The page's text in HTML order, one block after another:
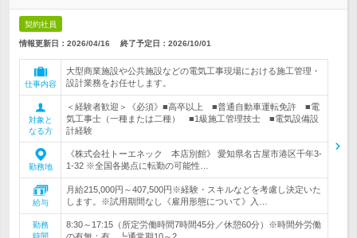
契約社員
情報更新日：2026/04/16 終了予定日： 2026/10/01
仕事内容
大型商業施設や公共施設などの電気工事現場における施工管理・
設計業務をお任せします。
対象と
なる方
＜経験者歓迎＞《必須》■高卒以上 ■普通自動車運転免許 ■電
気工事士（一種または二種） ■1級施工管理技士 ■電気設備設
計経験
勤務地
《株式会社トーエネック 本店別館》 愛知県名古屋市港区千年3-
1-32 ※全国各拠点に転勤の可能性…
給与
月給215,000円～407,500円※経験・スキルなどを考慮し決定いた
します。※試用期間なし《雇用形態について》入…
勤務
時間
8:30～17:15（所定労働時間7時間45分／休憩60分）※時間外労働